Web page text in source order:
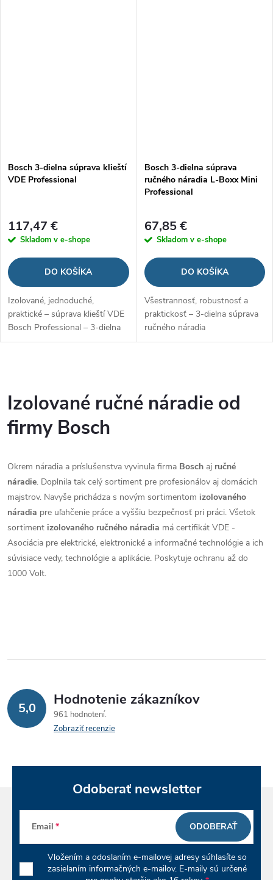
Bosch 3-dielna súprava klieští
VDE Professional
117,47 €
Skladom v e-shope
DO KOŠÍKA
Izolované, jednoduché,
praktické – súprava klieští VDE
Bosch Professional – 3-dielna
Bosch 3-dielna súprava
ručného náradia L-Boxx Mini
Professional
67,85 €
Skladom v e-shope
DO KOŠÍKA
Všestrannosť, robustnosť a
praktickosť – 3-dielna súprava
ručného náradia
v
l
d
a
c
i
e
y
v
p
Izolované ručné náradie od
firmy Bosch
Okrem náradia a príslušenstva vyvinula firma Bosch aj ručné
náradie. Doplnila tak celý sortiment pre profesionálov aj domácich
majstrov. Navyše prichádza s novým sortimentom izolovaného
náradia pre uľahčenie práce a vyššiu bezpečnosť pri práci. Všetok
sortiment izolovaného ručného náradia má certifikát VDE -
Asociácia pre elektrické, elektronické a informačné technológie a ich
súvisiace vedy, technológie a aplikácie. Poskytuje ochranu až do
1000 Volt.
5,0 Hodnotenie zákazníkov
961 hodnotení
Zobraziť recenzie
Odoberať newsletter
Email
Vložením a odoslaním e-mailovej adresy súhlasíte so
zasielaním informačných e-mailov. E-maily sú určené
ODOBERAŤ